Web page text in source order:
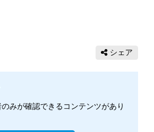
シェア
みが確認できるコンテンツがあり